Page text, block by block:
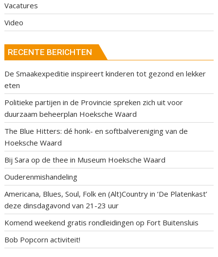
Vacatures
Video
RECENTE BERICHTEN
De Smaakexpeditie inspireert kinderen tot gezond en lekker
eten
Politieke partijen in de Provincie spreken zich uit voor
duurzaam beheerplan Hoeksche Waard
The Blue Hitters: dé honk- en softbalvereniging van de
Hoeksche Waard
Bij Sara op de thee in Museum Hoeksche Waard
Ouderenmishandeling
Americana, Blues, Soul, Folk en (Alt)Country in ‘De Platenkast’
deze dinsdagavond van 21-23 uur
Komend weekend gratis rondleidingen op Fort Buitensluis
Bob Popcorn activiteit!